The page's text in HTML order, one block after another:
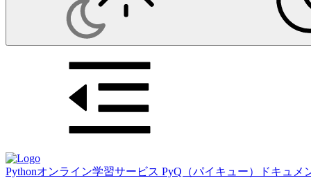
Pythonオンライン学習サービス PyQ（パイキュー）ドキュメ